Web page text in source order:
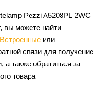
Pezzi A5208PL-2WC
вы можете найти
Встроенные или
связи для получение
а также обратиться за
товара